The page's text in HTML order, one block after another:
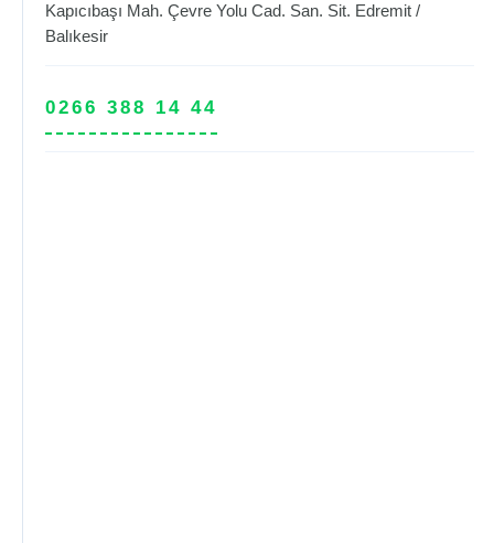
Kapıcıbaşı Mah. Çevre Yolu Cad. San. Sit. Edremit /
Balıkesir
0266 388 14 44